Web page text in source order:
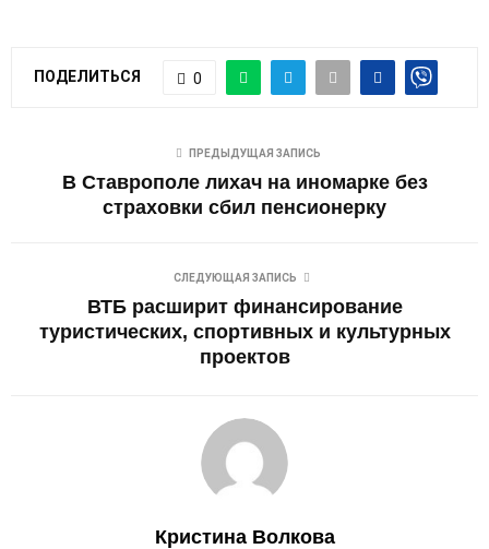
ПОДЕЛИТЬСЯ 0
ПРЕДЫДУЩАЯ ЗАПИСЬ
В Ставрополе лихач на иномарке без
страховки сбил пенсионерку
СЛЕДУЮЩАЯ ЗАПИСЬ
ВТБ расширит финансирование
туристических, спортивных и культурных
проектов
Кристина Волкова